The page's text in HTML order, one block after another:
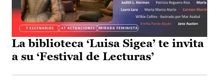
La biblioteca ‘Luisa Sigea’ te invita
a su ‘Festival de Lecturas’